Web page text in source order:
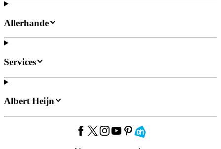
Allerhande
Services
Albert Heijn